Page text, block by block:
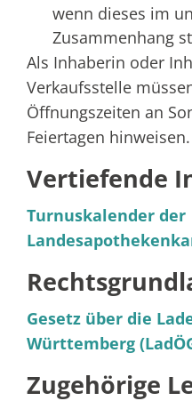
wenn dieses im
Zusammenhang
Als Inhaberin oder
Verkaufsstelle
Öffnungszeiten an
Feiertagen hinweisen.
Vertiefende
Turnuskalender der
Gesetz über die
Württemberg
Zugehörige